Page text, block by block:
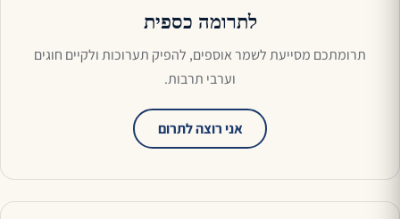
לתרומה כספית
תרומתכם מסייעת לשמר אוספים, להפיק תערוכות ולקיים חוגים
וערבי תרבות.
אני רוצה לתרום